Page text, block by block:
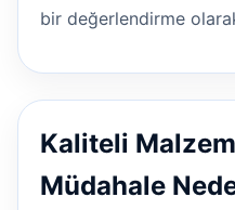
bir değerlendirme
Kaliteli
Müdahale